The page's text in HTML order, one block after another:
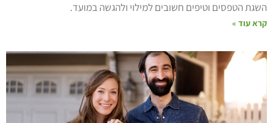
הטפסים וטיפים חשובים למילוי ולהגשה במועד.
עוד »